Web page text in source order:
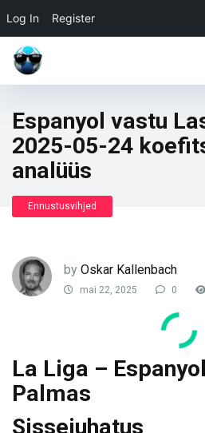
Log In Register
Espanyol vastu
2025-05-24
analüüs
Ennustusvihjed
by Oskar Kallenbach
mai 22, 2025 0
La Liga –
Palmas
Sissejuhatus